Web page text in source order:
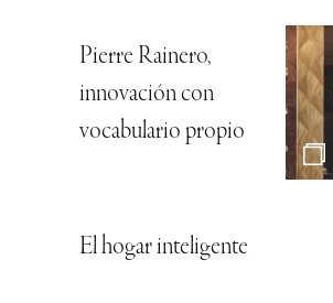
Pierre Rainero,
innovación con
vocabulario propio
El hogar inteligente